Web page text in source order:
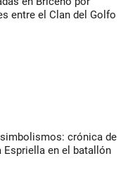
entre el Clan del Golfo
crónica de
Espriella en el batallón